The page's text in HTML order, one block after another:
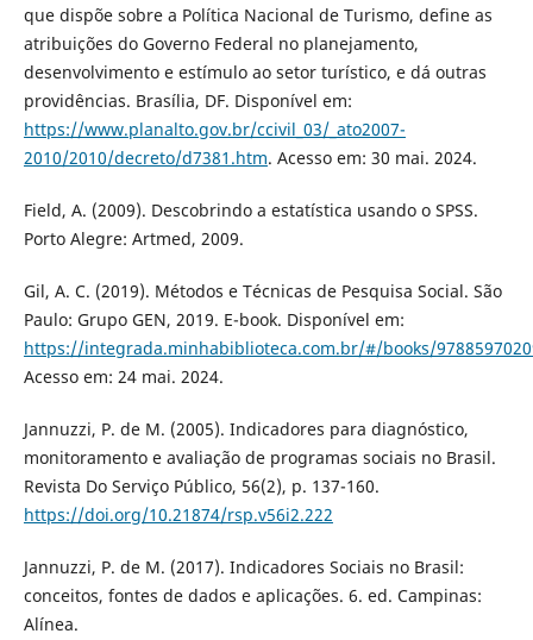
que dispõe sobre a Política Nacional de Turismo, define as
atribuições do Governo Federal no planejamento,
desenvolvimento e estímulo ao setor turístico, e dá outras
providências. Brasília, DF. Disponível em:
https://www.planalto.gov.br/ccivil_03/_ato2007-
2010/2010/decreto/d7381.htm. Acesso em: 30 mai. 2024.
Field, A. (2009). Descobrindo a estatística usando o SPSS.
Porto Alegre: Artmed, 2009.
Gil, A. C. (2019). Métodos e Técnicas de Pesquisa Social. São
Paulo: Grupo GEN, 2019. E-book. Disponível em:
https://integrada.minhabiblioteca.com.br/#/books/
Acesso em: 24 mai. 2024.
Jannuzzi, P. de M. (2005). Indicadores para diagnóstico,
monitoramento e avaliação de programas sociais no Brasil.
Revista Do Serviço Público, 56(2), p. 137-160.
https://doi.org/10.21874/rsp.v56i2.222
Jannuzzi, P. de M. (2017). Indicadores Sociais no Brasil:
conceitos, fontes de dados e aplicações. 6. ed. Campinas:
Alínea.